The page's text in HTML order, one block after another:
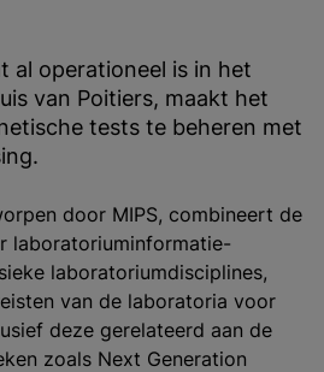
al operationeel is in het
van Poitiers, maakt het
tests te beheren met
door MIPS, combineert de
laboratoriuminformatie-
laboratoriumdisciplines,
van de laboratoria voor
deze gerelateerd aan de
zoals Next Generation